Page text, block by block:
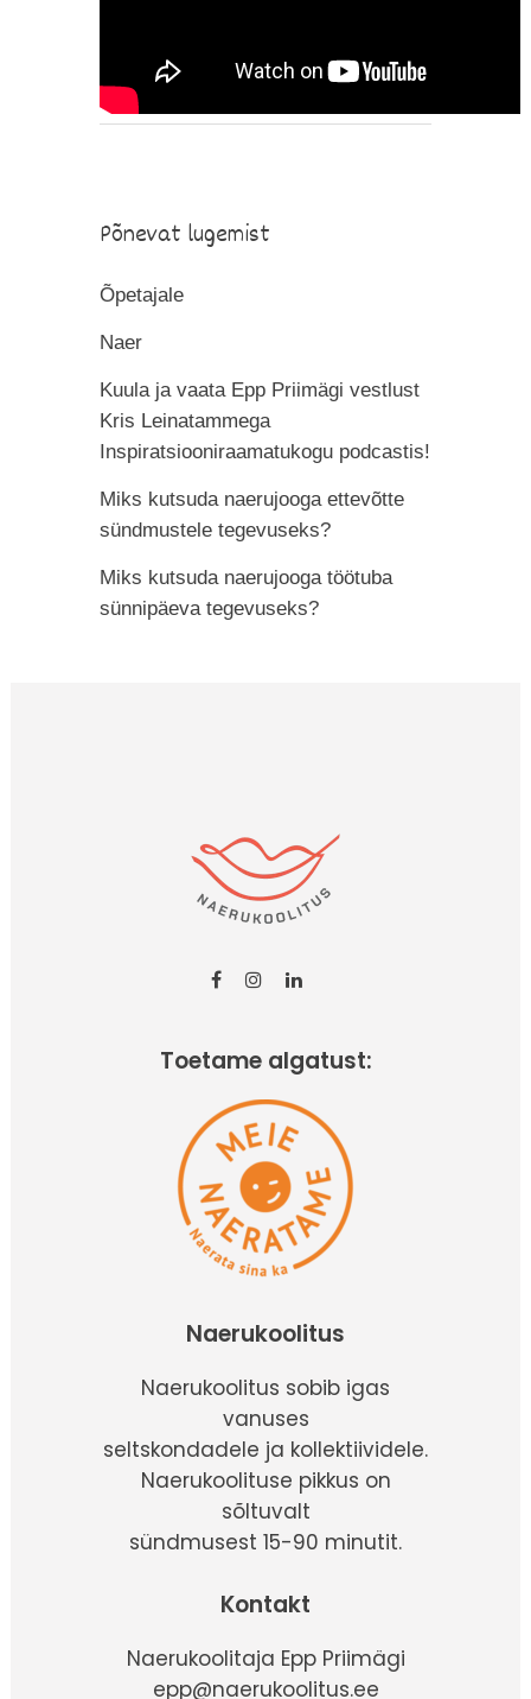
Põnevat lugemist
Õpetajale
Naer
Kuula ja vaata Epp Priimägi vestlust
Kris Leinatammega
Inspiratsiooniraamatukogu podcastis!
Miks kutsuda naerujooga ettevõtte
sündmustele tegevuseks?
Miks kutsuda naerujooga töötuba
sünnipäeva tegevuseks?
Toetame algatust:
Naerukoolitus
Naerukoolitus sobib igas
vanuses
seltskondadele ja kollektiividele.
Naerukoolituse pikkus on
sõltuvalt
sündmusest 15-90 minutit.
Kontakt
Naerukoolitaja Epp Priimägi
epp@naerukoolitus.ee